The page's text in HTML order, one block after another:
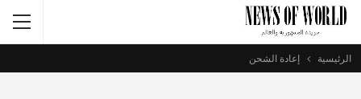
الرئيسية إعادة الشحن